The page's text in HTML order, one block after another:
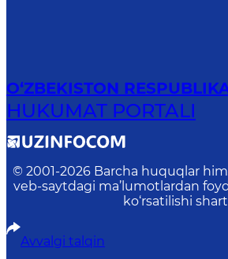
O‘ZBEKISTON
HUKUMAT PORTALI
© 2001-2026 Barcha huquqlar
veb-saytdagi ma’lumotlardan
ko‘rsatilishi
Avvalgi talqin